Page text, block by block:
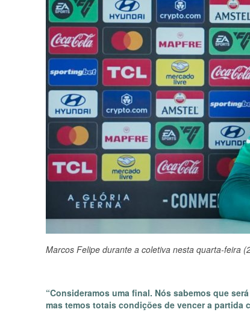
Marcos Felipe durante a coletiva nesta quarta-feira
“Consideramos uma final. Nós sabemos que
mas temos totais condições de vencer a partida